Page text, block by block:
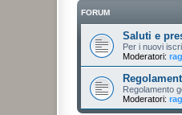
FORUM
Saluti e
Per i nuovi
Moderatori:
Regolamento
Moderatori: